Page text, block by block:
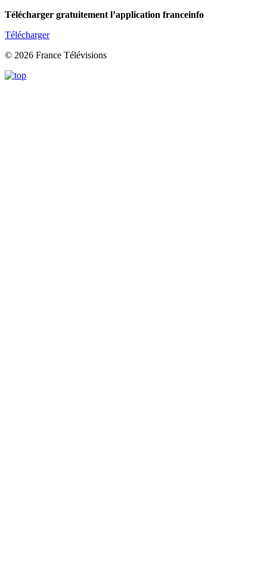
Télécharger gratuitement l’application franceinfo
Télécharger
© 2026 France Télévisions